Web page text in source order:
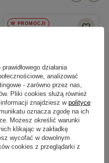
W PROMOCJI
Reparator (ABS/PC) Ideal 3/4" –
Cellfast
działania
analizować
- zarówno przez nas,
Pliki cookies służą również
znajdziesz wpolityce
oznacza zgodę na ich
Możesz określić warunki
klikając w zakładkę
wycofać w dowolnym
cookies z przeglądarki z